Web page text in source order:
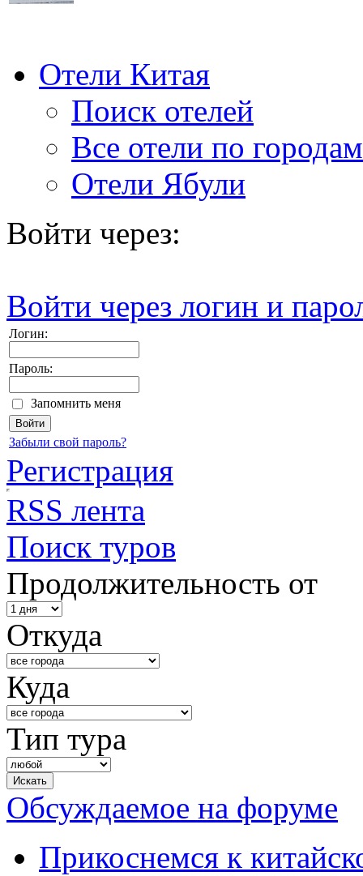
Отели Китая
Поиск отелей
Все отели по городам
Отели Ябули
Войти через:
Войти через логин и
Логин:
Пароль:
Запомнить меня
Забыли свой пароль?
Регистрация
RSS лента
Поиск туров
Продолжительность от
Откуда
Куда
Тип тура
Обсуждаемое на форуме
Прикоснемся к